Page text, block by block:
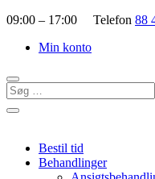
09:00 – 17:00 Telefon 88
Min konto
Bestil tid
Behandlinger